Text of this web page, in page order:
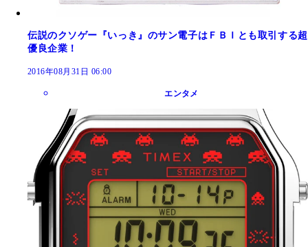
伝説のクソゲー『いっき』のサン電子はＦＢＩとも取引する超
優良企業！
2016年08月31日 06:00
エンタメ